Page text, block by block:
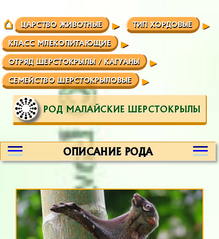
ЦАРСТВО ЖИВОТНЫЕ ТИП ХОРДОВЫЕ
КЛАСС МЛЕКОПИТАЮЩИЕ
ОТРЯД ШЕРСТОКРЫЛЫ / КАГУАНЫ
СЕМЕЙСТВО ШЕРСТОКРЫЛОВЫЕ
РОД МАЛАЙСКИЕ ШЕРСТОКРЫЛЫ
ОПИСАНИЕ РОДА